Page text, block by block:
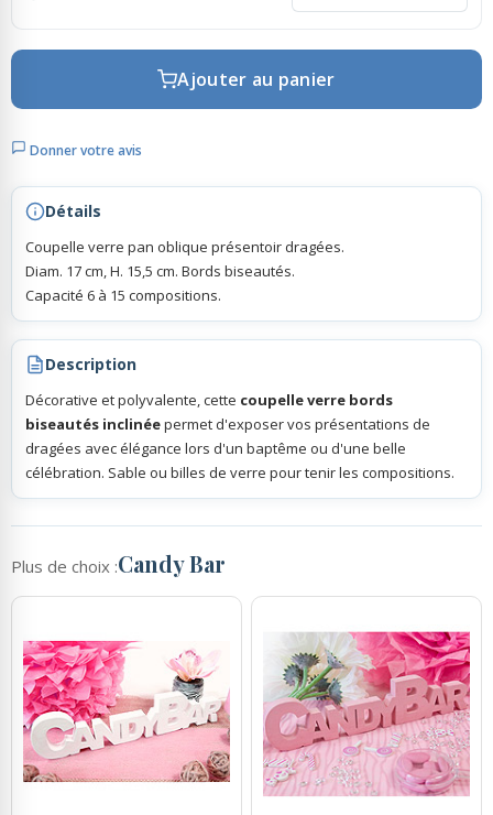
Ajouter au panier
Donner votre avis
Détails
Coupelle verre pan oblique présentoir dragées.
Diam. 17 cm, H. 15,5 cm. Bords biseautés.
Capacité 6 à 15 compositions.
Description
Décorative et polyvalente, cette coupelle verre bords
biseautés inclinéepermet d'exposer vos présentations de
dragées avec élégance lors d'un baptême ou d'une belle
célébration. Sable ou billes de verre pour tenir les compositions.
Plus de choix :Candy Bar